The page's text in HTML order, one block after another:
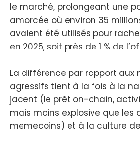
le marché, prolongeant une
amorcée où environ 35
avaient été utilisés pour
en 2025, soit près de 1 % de
La différence par rapport aux
agressifs tient à la fois à la
jacent (le prêt on-chain,
mais moins explosive que les
memecoins) et à la culture